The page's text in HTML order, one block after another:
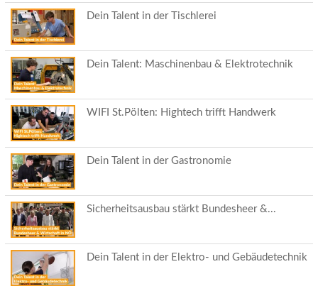
Dein Talent in der Tischlerei
Dein Talent: Maschinenbau & Elektrotechnik
WIFI St.Pölten: Hightech trifft Handwerk
Dein Talent in der Gastronomie
Sicherheitsausbau stärkt Bundesheer &...
Dein Talent in der Elektro- und Gebäudetechnik